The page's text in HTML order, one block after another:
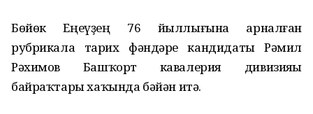
Бөйөк Еңеүҙең 76 йыллығына арналған
рубрикала тарих фәндәре кандидаты Рәмил
Рәхимов Башҡорт кавалерия дивизияһы
байраҡтары хаҡында бәйән итә.